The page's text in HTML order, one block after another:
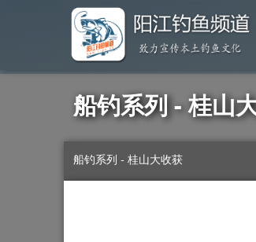
船钓系列 - 桂山
船钓系列 - 桂山大收获